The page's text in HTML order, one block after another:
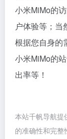
小米MiMo的
户体验等；
根据您自身的
小米MiMo的
出率等！
本站千帆导航提
的准确性和完